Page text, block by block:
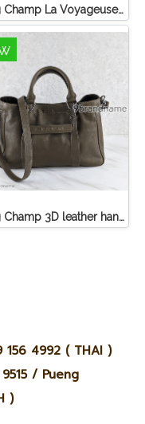
Long Champ La Voyageuse Bag Leather
Long Champ 3D leather handbag
4992 ( THAI )
/ Pueng
)